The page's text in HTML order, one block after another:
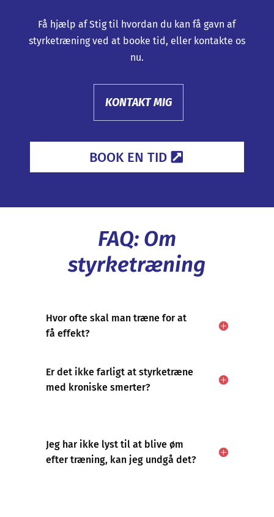
Få hjælp af Stig til hvordan du kan få gavn af
styrketræning ved at booke tid, eller kontakte os
nu.
KONTAKT MIG
BOOK EN TID
FAQ: Om
styrketræning
Hvor ofte skal man træne for at
få effekt?
Er det ikke farligt at styrketræne
med kroniske smerter?
Jeg har ikke lyst til at blive øm
efter træning, kan jeg undgå det?